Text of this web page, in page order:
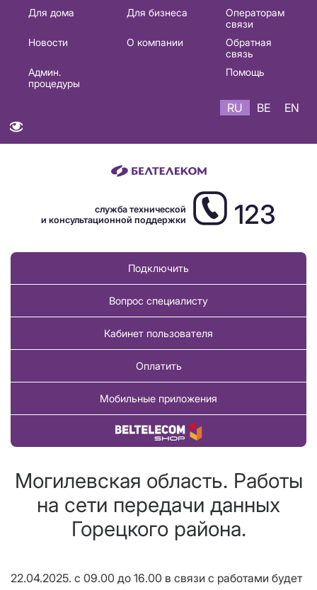
Основная
навигация
Для дома Для бизнеса
Операторам
связи
Новости
О компании
Обратная
связь
Админ.
процедуры
Помощь
RU BE EN
служба технической
и консультационной поддержки
123
Подключить
Вопрос специалисту
Кабинет пользователя
Оплатить
Мобильные приложения
Купить товар
Могилевская область. Работы
на сети передачи данных
Горецкого района.
22.04.2025. с 09.00 до 16.00 в связи с работами будет